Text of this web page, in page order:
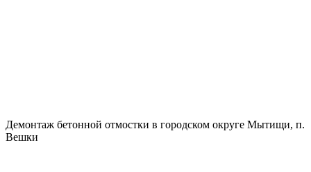
Демонтаж бетонной отмостки в городском округе Мытищи, п.
Вешки